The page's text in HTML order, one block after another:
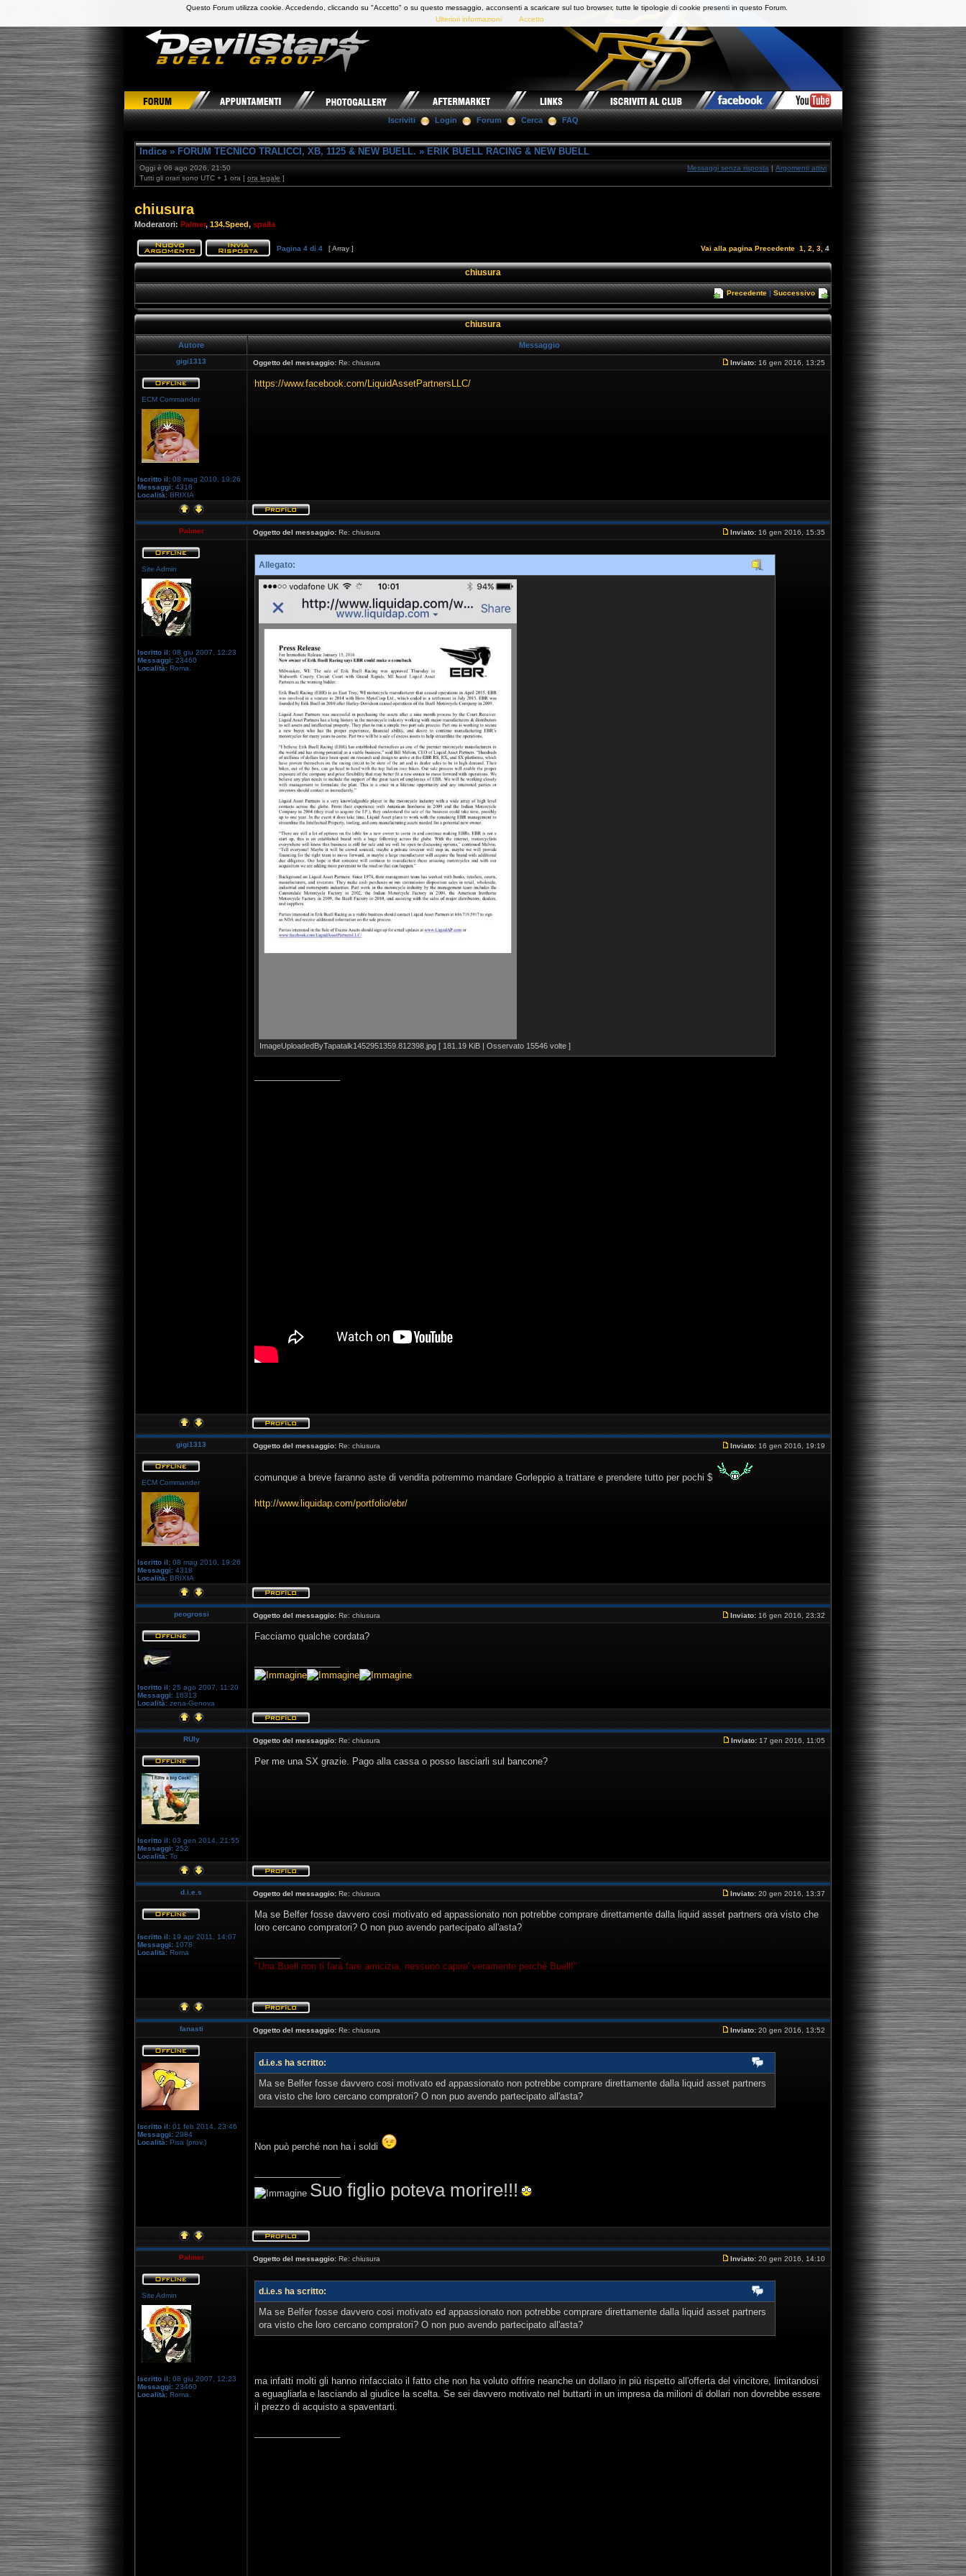
DevilStars Club Buell Italia
Iscriviti Login Forum Cerca FAQ
Indice » FORUM TECNICO TRALICCI, XB, 1125 & NEW BUELL. » ERIK BUELL RACING & NEW BUELL
Oggi è 06 ago 2026, 21:50
Tutti gli orari sono UTC + 1 ora [ ora legale ]
Messaggi senza risposta | Argomenti attivi
chiusura
Moderatori: Palmer, 134.Speed, spalla
Pagina 4 di 4 [ Array ] Vai alla pagina Precedente 1 2 3 4
chiusura
Precedente| Successivo
chiusura
Autore Messaggio
gigi1313 Oggetto del messaggio: Re: chiusura Inviato: 16 gen 2016, 13:25
ECM Commander
Iscritto il: 08 mag 2010, 19:26
Messaggi: 4318
Località: BRIXIA
https://www.facebook.com/LiquidAssetPartnersLLC/
Palmer Oggetto del messaggio: Re: chiusura Inviato: 16 gen 2016, 15:35
Site Admin
Iscritto il: 08 giu 2007, 12:23
Messaggi: 23460
Località: Roma.
Allegato:
ImageUploadedByTapatalk1452951359.812398.jpg [ 181.19 KiB | Osservato 15546 volte ]
gigi1313 Oggetto del messaggio: Re: chiusura Inviato: 16 gen 2016, 19:19
ECM Commander
Iscritto il: 08 mag 2010, 19:26
Messaggi: 4318
Località: BRIXIA
comunque a breve faranno aste di vendita potremmo mandare Gorleppio a trattare e prendere tutto per pochi $
http://www.liquidap.com/portfolio/ebr/
peogrossi Oggetto del messaggio: Re: chiusura Inviato: 16 gen 2016, 23:32
Iscritto il: 25 ago 2007, 11:20
Messaggi: 16313
Località: zena-Genova
Facciamo qualche cordata?
RUly Oggetto del messaggio: Re: chiusura Inviato: 17 gen 2016, 11:05
Iscritto il: 03 gen 2014, 21:55
Messaggi: 252
Località: To
Per me una SX grazie. Pago alla cassa o posso lasciarli sul bancone?
d.i.e.s Oggetto del messaggio: Re: chiusura Inviato: 20 gen 2016, 13:37
Iscritto il: 19 apr 2011, 14:07
Messaggi: 1078
Località: Roma
Ma se Belfer fosse davvero cosi motivato ed appassionato non potrebbe comprare direttamente dalla liquid asset partners ora visto che
loro cercano compratori? O non puo avendo partecipato all'asta?
"Una Buell non ti farà fare amicizia, nessuno capira' veramente perché Buell!"
fanasti Oggetto del messaggio: Re: chiusura Inviato: 20 gen 2016, 13:52
Iscritto il: 01 feb 2014, 23:46
Messaggi: 2984
Località: Pisa (prov.)
d.i.e.s ha scritto:
Ma se Belfer fosse davvero cosi motivato ed appassionato non potrebbe comprare direttamente dalla liquid asset partners
ora visto che loro cercano compratori? O non puo avendo partecipato all'asta?
Non può perché non ha i soldi
Suo figlio poteva morire!!!
Palmer Oggetto del messaggio: Re: chiusura Inviato: 20 gen 2016, 14:10
Site Admin
Iscritto il: 08 giu 2007, 12:23
Messaggi: 23460
Località: Roma.
d.i.e.s ha scritto:
Ma se Belfer fosse davvero cosi motivato ed appassionato non potrebbe comprare direttamente dalla liquid asset partners
ora visto che loro cercano compratori? O non puo avendo partecipato all'asta?
ma infatti molti gli hanno rinfacciato il fatto che non ha voluto offrire neanche un dollaro in più rispetto all'offerta del vincitore, limitandosi
a eguagliarla e lasciando al giudice la scelta. Se sei davvero motivato nel buttarti in un impresa da milioni di dollari non dovrebbe essere
il prezzo di acquisto a spaventarti.
Questo Forum utilizza cookie. Accedendo, cliccando su "Accetto" o su questo messaggio, acconsenti a scaricare sul tuo browser, tutte le tipologie di cookie presenti in questo Forum.
Ulteriori informazioni
Accetto